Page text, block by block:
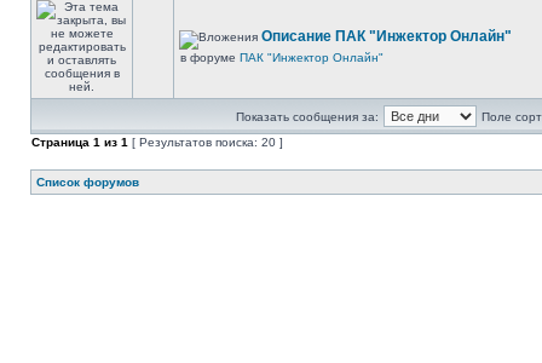
Описание ПАК "Инжектор Онлайн"
в форуме ПАК "Инжектор Онлайн"
Показать сообщения за:
Поле
Страница 1 из 1 [ Результатов поиска: 20 ]
Список форумов